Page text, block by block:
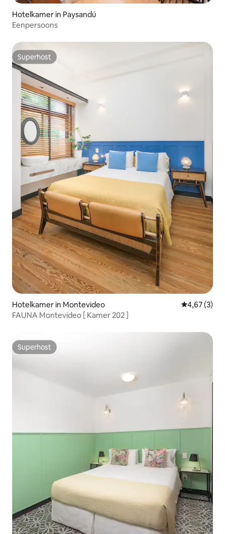
Hotelkamer in Paysandú
Eenpersoons
Superhost
Superhost
Hotelkamer in Montevideo
4,67 (3)
FAUNA Montevideo [ Kamer 202 ]
Superhost
Superhost